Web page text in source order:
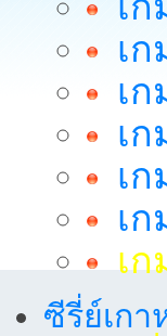
เ
เ
เ
เ
เ
เ
ซีรี่ย์เกา